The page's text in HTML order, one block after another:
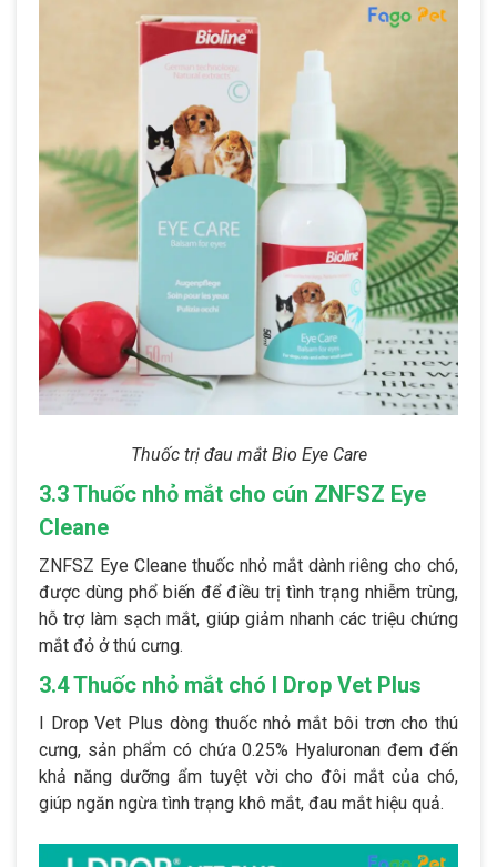
Thuốc trị đau mắt Bio Eye Care
3.3 Thuốc nhỏ mắt cho cún ZNFSZ Eye
Cleane
ZNFSZ Eye Cleane thuốc nhỏ mắt dành riêng cho chó,
được dùng phổ biến để điều trị tình trạng nhiễm trùng,
hỗ trợ làm sạch mắt, giúp giảm nhanh các triệu chứng
mắt đỏ ở thú cưng.
3.4 Thuốc nhỏ mắt chó I Drop Vet Plus
I Drop Vet Plus dòng thuốc nhỏ mắt bôi trơn cho thú
cưng, sản phẩm có chứa 0.25% Hyaluronan đem đến
khả năng dưỡng ẩm tuyệt vời cho đôi mắt của chó,
giúp ngăn ngừa tình trạng khô mắt, đau mắt hiệu quả.